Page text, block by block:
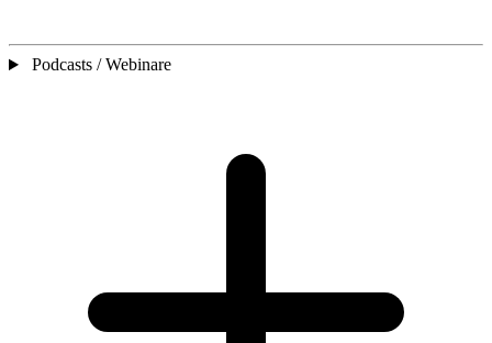
Podcasts / Webinare